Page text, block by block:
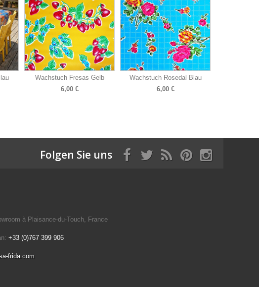
Wachstuch Fresas Gelb
6,00 €
Wachstuch Rosedal Blau
6,00 €
Folgen Sie uns
à Plaisance-du-Touch, France
+33 (0)767 399 906
frida.com